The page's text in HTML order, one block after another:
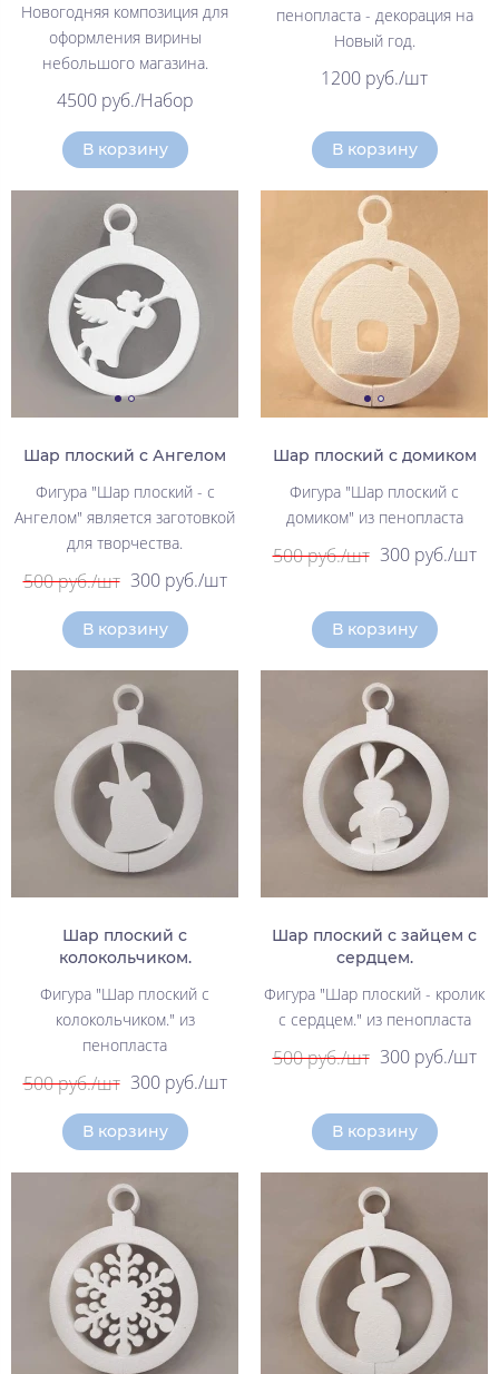
Новогодняя композиция для
оформления вирины
небольшого магазина.
4500 руб./Набор
В корзину
пенопласта - декорация на
Новый год.
1200 руб./шт
В корзину
Шар плоский с Ангелом
Фигура "Шар плоский - с
Ангелом" является заготовкой
для творчества.
500 руб./шт 300 руб./шт
В корзину
Шар плоский с домиком
Фигура "Шар плоский с
домиком" из пенопласта
500 руб./шт 300 руб./шт
В корзину
Шар плоский с
колокольчиком.
Фигура "Шар плоский с
колокольчиком." из
пенопласта
500 руб./шт 300 руб./шт
В корзину
Шар плоский с зайцем с
сердцем.
Фигура "Шар плоский - кролик
с сердцем." из пенопласта
500 руб./шт 300 руб./шт
В корзину